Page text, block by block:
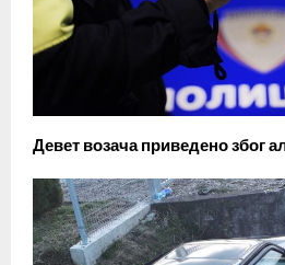
Девет возача приведено због